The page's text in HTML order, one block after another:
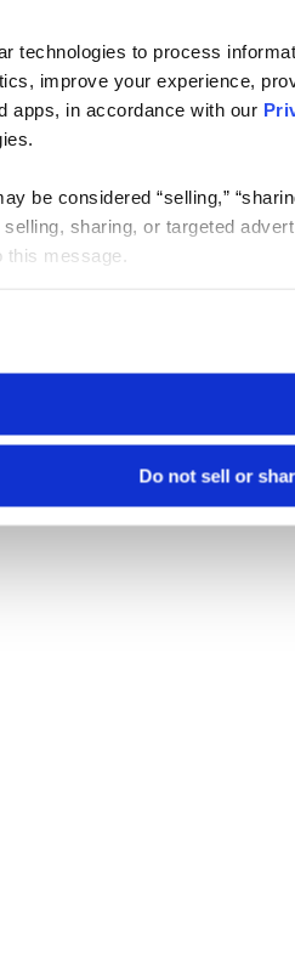
technologies to process
improve your experience,
apps, in accordance with our
be considered “selling,”
sharing, or targeted
this message.
Do not sell or